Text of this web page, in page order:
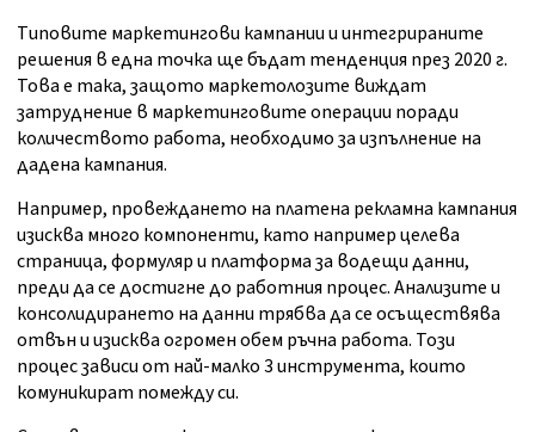
Типовите маркетингови кампании и интегрираните
решения в една точка ще бъдат тенденция през 2020 г.
Това е така, защото маркетолозите виждат
затруднение в маркетинговите операции поради
количеството работа, необходимо за изпълнение на
дадена кампания.
Например, провеждането на платена рекламна кампания
изисква много компоненти, като например целева
страница, формуляр и платформа за водещи данни,
преди да се достигне до работния процес. Анализите и
консолидирането на данни трябва да се осъществява
отвън и изисква огромен обем ръчна работа. Този
процес зависи от най-малко 3 инструмента, които
комуникират помежду си.